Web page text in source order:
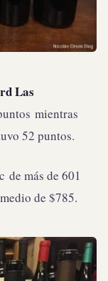
Las
mientras
52 puntos.
de más de 601
de $785.